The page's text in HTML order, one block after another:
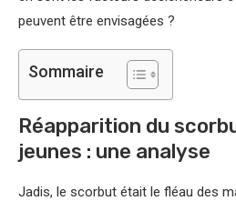
peuvent être envisagées ?
Sommaire
Réapparition du
jeunes : une analyse
Jadis, le scorbut était le fléau des